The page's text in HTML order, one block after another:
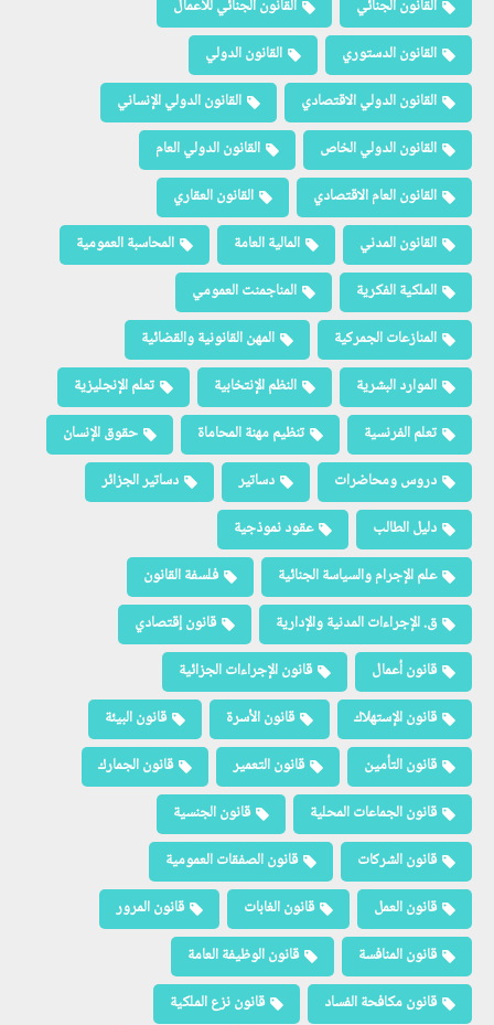
القانون الجنائي
القانون الجنائي للأعمال
القانون الدستوري
القانون الدولي
القانون الدولي الاقتصادي
القانون الدولي الإنساني
القانون الدولي الخاص
القانون الدولي العام
القانون العام الاقتصادي
القانون العقاري
القانون المدني
المالية العامة
المحاسبة العمومية
الملكية الفكرية
المناجمنت العمومي
المنازعات الجمركية
المهن القانونية والقضائية
الموارد البشرية
النظم الإنتخابية
تعلم الإنجليزية
تعلم الفرنسية
تنظيم مهنة المحاماة
حقوق الإنسان
دروس ومحاضرات
دساتير
دساتير الجزائر
دليل الطالب
عقود نموذجية
علم الإجرام والسياسة الجنائية
فلسفة القانون
ق. الإجراءات المدنية والإدارية
قانون إقتصادي
قانون أعمال
قانون الإجراءات الجزائية
قانون الإستهلاك
قانون الأسرة
قانون البيئة
قانون التأمين
قانون التعمير
قانون الجمارك
قانون الجماعات المحلية
قانون الجنسية
قانون الشركات
قانون الصفقات العمومية
قانون العمل
قانون الغابات
قانون المرور
قانون المنافسة
قانون الوظيفة العامة
قانون مكافحة الفساد
قانون نزع الملكية